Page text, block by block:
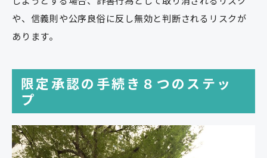
や、信義則や公序良俗に反し無効と判断されるリスクが
あります。
限定承認の手続き８つのステッ
プ